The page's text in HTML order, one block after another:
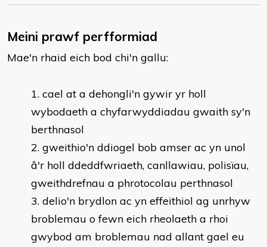
Meini prawf perfformiad
Mae'n rhaid eich bod chi'n gallu:
cael at a dehongli'n gywir yr holl
wybodaeth a chyfarwyddiadau gwaith sy'n
berthnasol
gweithio'n ddiogel bob amser ac yn unol
â'r holl ddeddfwriaeth, canllawiau, polisïau,
gweithdrefnau a phrotocolau perthnasol
delio'n brydlon ac yn effeithiol ag unrhyw
broblemau o fewn eich rheolaeth a rhoi
gwybod am broblemau nad allant gael eu